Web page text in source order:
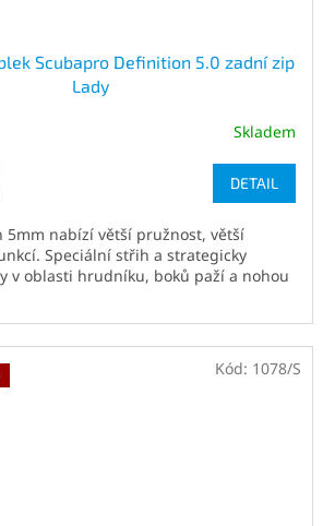
Scubapro Definition 5.0 zadní zip
Lady
Skladem
DETAIL
5mm nabízí větší pružnost, větší
Speciální střih a strategicky
v oblasti hrudníku, boků paží a nohou
Kód: 1078/S